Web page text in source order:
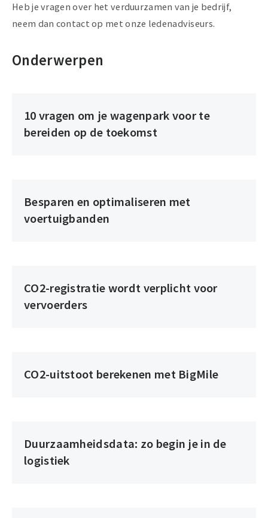
Heb je vragen over het verduurzamen van je bedrijf,
neem dan contact op met onze ledenadviseurs.
Onderwerpen
10 vragen om je wagenpark voor te
bereiden op de toekomst
Besparen en optimaliseren met
voertuigbanden
CO2-registratie wordt verplicht voor
vervoerders
CO2-uitstoot berekenen met BigMile
Duurzaamheidsdata: zo begin je in de
logistiek